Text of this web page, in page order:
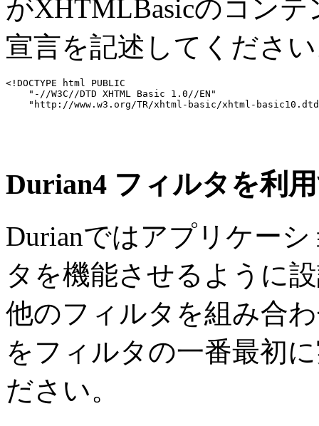
がXHTMLBasicのコン
宣言を記述してくださ
<!DOCTYPE html PUBLIC
    "-//W3C//DTD XHTML Basic 1.0//EN"
Durian4 フィルタを利
Durianではアプリケー
タを機能させるように
他のフィルタを組み合
をフィルタの一番最初
ださい。